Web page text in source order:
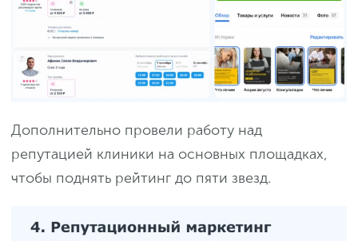
Дополнительно провели работу над
репутацией клиники на основных площадках,
чтобы поднять рейтинг до пяти звезд.